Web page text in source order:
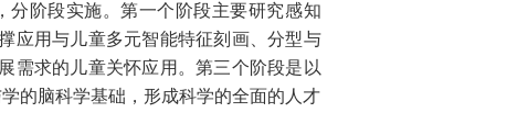
分阶段实施。第一个阶段主要研究感知
应用与儿童多元智能特征刻画、分型与
需求的儿童关怀应用。第三个阶段是以
的脑科学基础，形成科学的全面的人才